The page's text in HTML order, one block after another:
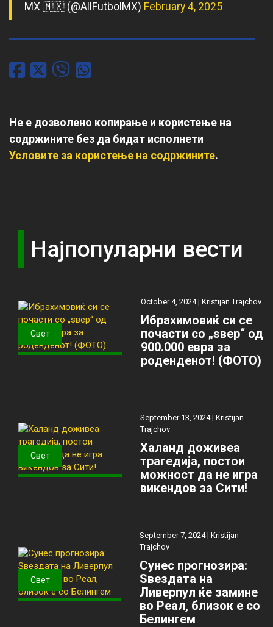
MX 🇲🇽 (@AllFutbolMX) February 4, 2025
Не е дозволено копирање и користење на
содржините без да бидат исполнети
Условите за користење на содржините.
Најпопуларни вести
Свет
October 4, 2024 |Kristijan Trajchov
Ибрахимовиќ си се
почасти со „ѕвер“ од
900.000 евра за
роденденот! (ФОТО)
Свет
September 13, 2024 |Kristijan
Trajchov
Халанд доживеа
трагедија, постои
можност да не игра
викендов за Сити!
Свет
September 7, 2024 |Kristijan
Trajchov
Сунес прогнозира:
Ѕвездата на
Ливерпул ќе замине
во Реал, близок е со
Белингем